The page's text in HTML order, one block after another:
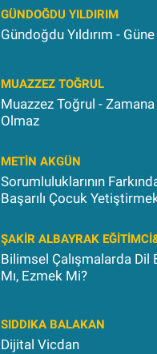
GÜNDOĞDU YILDIRIM
Gündoğdu Yıldırım -
MUAZZEZ TOĞRUL
Muazzez Toğrul -
Olmaz
METIN AKGÜN
Sorumluluklarının
Başarılı Çocuk
ŞAKIR ALBAYRAK
Bilimsel Çalışmalarda Dil
Mı, Ezmek Mi?
SIDDIKA BALAKAN
Dijital Vicdan